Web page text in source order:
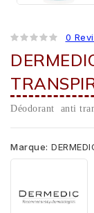
0
Déodorant anti
Marque: